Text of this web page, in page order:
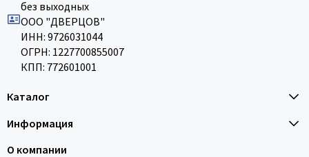
без выходных
ООО "ДВЕРЦОВ"
ИНН: 9726031044
ОГРН: 1227700855007
КПП: 772601001
Каталог
Информация
О компании